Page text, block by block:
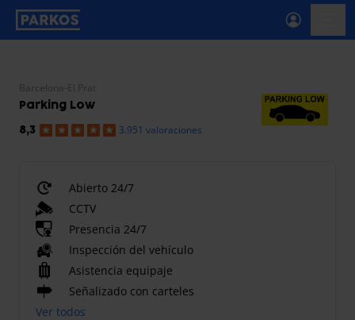
etiqueta-de-navegación-principal
Barcelona-El Prat
Parking Low
8,3 3.951 valoraciones
Abierto 24/7
CCTV
Presencia 24/7
Inspección del vehículo
Asistencia equipaje
Señalizado con carteles
Ver todos